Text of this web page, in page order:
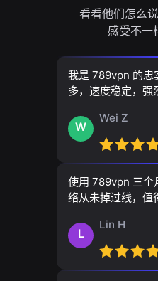
看看他们怎么
感受不一
我是 789vpn 的忠
多，速度稳定，强
W
Wei Z
使用 789vpn 三个
络从未掉过线，值
L
Lin H